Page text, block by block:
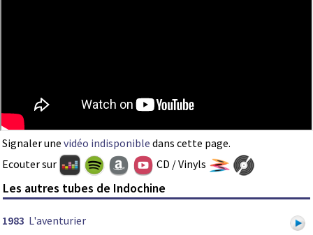
Signaler une vidéo indisponible dans cette page.
Ecouter sur
CD / Vinyls
Les autres tubes de Indochine
1983 L'aventurier